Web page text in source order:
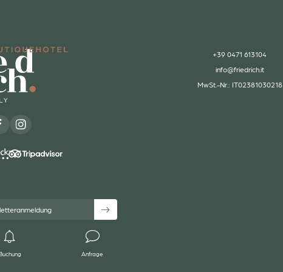
+39 0471 613104
info@friedrich.it
MwSt.-Nr.: IT02381030218
Anfrage